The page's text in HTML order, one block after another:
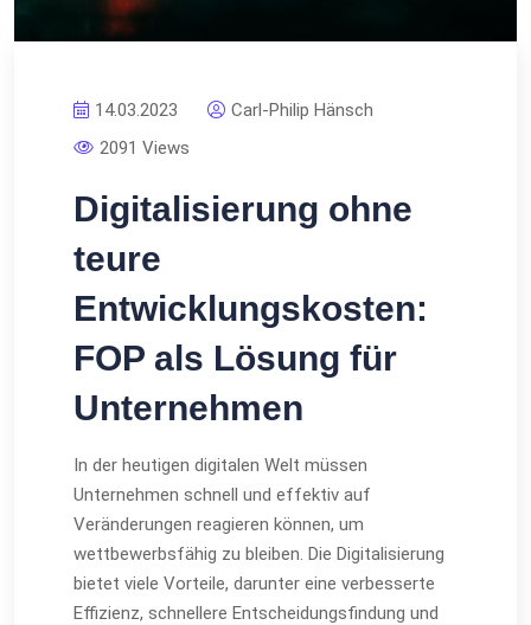
14.03.2023
Carl-Philip Hänsch
2091 Views
Digitalisierung ohne
teure
Entwicklungskosten:
FOP als Lösung für
Unternehmen
In der heutigen digitalen Welt müssen
Unternehmen schnell und effektiv auf
Veränderungen reagieren können, um
wettbewerbsfähig zu bleiben. Die Digitalisierung
bietet viele Vorteile, darunter eine verbesserte
Effizienz, schnellere Entscheidungsfindung und